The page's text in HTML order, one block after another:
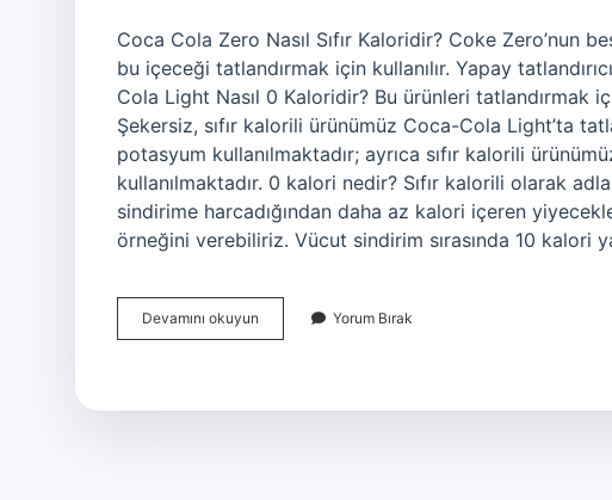
Coca Cola Zero Nasıl Sıfır Kaloridir? Coke Zero’nun
bu içeceği tatlandırmak için kullanılır. Yapay
Cola Light Nasıl 0 Kaloridir? Bu ürünleri tatlandırmak
Şekersiz, sıfır kalorili ürünümüz Coca-Cola Light’ta
potasyum kullanılmaktadır; ayrıca sıfır kalorili
kullanılmaktadır. 0 kalori nedir? Sıfır kalorili olarak
sindirime harcadığından daha az kalori içeren
örneğini verebiliriz. Vücut sindirim sırasında 10 kalori
Devamını okuyun
Kalori
Yorum Bırak